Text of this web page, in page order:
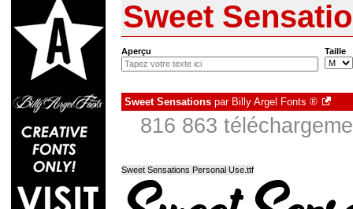
Sweet
Aperçu Taille
Sweet Sensations par Billy Argel Fonts ®
816 863
Sweet Sensations Personal Use.ttf